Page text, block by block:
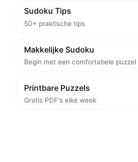
Sudoku Tips
50+ praktische tips
Makkelijke Sudoku
Begin met een comfortabele puzzel
Printbare Puzzels
Gratis PDF's elke week